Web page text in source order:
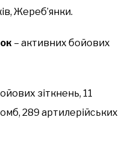
Жереб’янки.
– активних бойових
зіткнень, 11
289 артилерійських